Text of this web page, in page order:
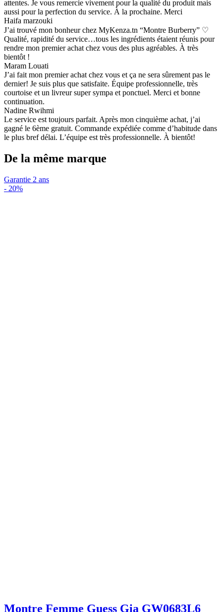
attentes. Je vous remercie vivement pour la qualité du produit mais
aussi pour la perfection du service. À la prochaine. Merci
Haifa marzouki
J’ai trouvé mon bonheur chez MyKenza.tn “Montre Burberry” ♡
Qualité, rapidité du service…tous les ingrédients étaient réunis pour
rendre mon premier achat chez vous des plus agréables. À très
bientôt !
Maram Louati
J’ai fait mon premier achat chez vous et ça ne sera sûrement pas le
dernier! Je suis plus que satisfaite. Équipe professionnelle, très
courtoise et un livreur super sympa et ponctuel. Merci et bonne
continuation.
Nadine Rwihmi
Le service est toujours parfait. Après mon cinquième achat, j’ai
gagné le 6ème gratuit. Commande expédiée comme d’habitude dans
le plus bref délai. L’équipe est très professionnelle. À bientôt!
De la même marque
Garantie 2 ans
- 20%
Montre Femme Guess Gia GW0683L6